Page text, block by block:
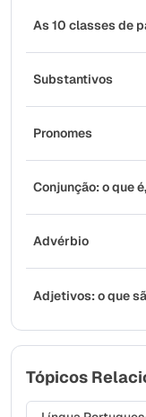
As 10 classes de
Substantivos
Pronomes
Conjunção: o que
Advérbio
Adjetivos: o que
Tópicos